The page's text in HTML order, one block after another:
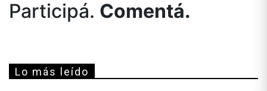
Participá. Comentá.
Lo más leído